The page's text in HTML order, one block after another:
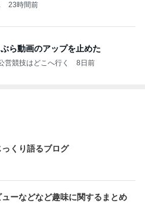
23時間前
ら動画のアップを止めた
営競技はどこへ行く 8日前
くり語るブログ
ーなどなど趣味に関するまとめ